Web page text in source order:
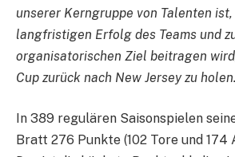
unserer Kerngruppe von Talenten ist,
langfristigen Erfolg des Teams und
organisatorischen Ziel beitragen
Cup zurück nach New Jersey zu
In 389 regulären Saisonspielen
Bratt 276 Punkte (102 Tore und 174